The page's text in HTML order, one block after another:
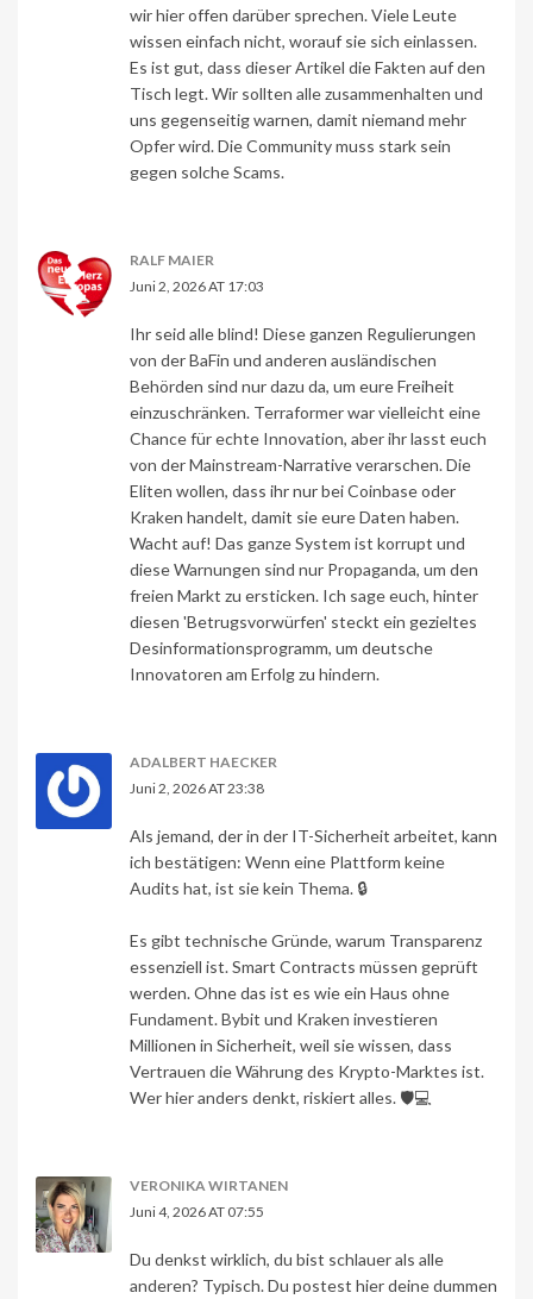
wir hier offen darüber sprechen. Viele Leute
wissen einfach nicht, worauf sie sich einlassen.
Es ist gut, dass dieser Artikel die Fakten auf den
Tisch legt. Wir sollten alle zusammenhalten und
uns gegenseitig warnen, damit niemand mehr
Opfer wird. Die Community muss stark sein
gegen solche Scams.
RALF MAIER
Juni 2, 2026 AT 17:03
Ihr seid alle blind! Diese ganzen Regulierungen
von der BaFin und anderen ausländischen
Behörden sind nur dazu da, um eure Freiheit
einzuschränken. Terraformer war vielleicht eine
Chance für echte Innovation, aber ihr lasst euch
von der Mainstream-Narrative verarschen. Die
Eliten wollen, dass ihr nur bei Coinbase oder
Kraken handelt, damit sie eure Daten haben.
Wacht auf! Das ganze System ist korrupt und
diese Warnungen sind nur Propaganda, um den
freien Markt zu ersticken. Ich sage euch, hinter
diesen 'Betrugsvorwürfen' steckt ein gezieltes
Desinformationsprogramm, um deutsche
Innovatoren am Erfolg zu hindern.
ADALBERT HAECKER
Juni 2, 2026 AT 23:38
Als jemand, der in der IT-Sicherheit arbeitet, kann
ich bestätigen: Wenn eine Plattform keine
Audits hat, ist sie kein Thema. 🔒
Es gibt technische Gründe, warum Transparenz
essenziell ist. Smart Contracts müssen geprüft
werden. Ohne das ist es wie ein Haus ohne
Fundament. Bybit und Kraken investieren
Millionen in Sicherheit, weil sie wissen, dass
Vertrauen die Währung des Krypto-Marktes ist.
Wer hier anders denkt, riskiert alles. 🛡️💻
VERONIKA WIRTANEN
Juni 4, 2026 AT 07:55
Du denkst wirklich, du bist schlauer als alle
anderen? Typisch. Du postest hier deine dummen